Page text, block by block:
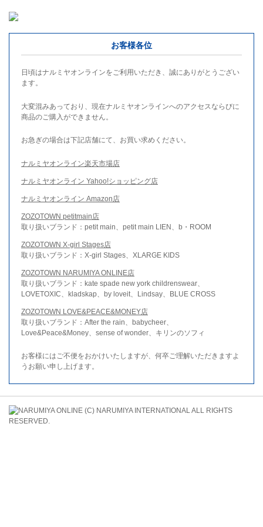
お客様各位
日頃はナルミヤオンラインをご利用いただき、誠にありがとうござい
ます。
大変混みあっており、現在ナルミヤオンラインへのアクセスならびに
商品のご購入ができません。
お急ぎの場合は下記店舗にて、お買い求めください。
ナルミヤオンライン楽天市場店
ナルミヤオンライン Yahoo!ショッピング店
ナルミヤオンライン Amazon店
ZOZOTOWN petitmain店
取り扱いブランド：petit main、petit main LIEN、b・ROOM
ZOZOTOWN X-girl Stages店
取り扱いブランド：X-girl Stages、XLARGE KIDS
ZOZOTOWN NARUMIYA ONLINE店
取り扱いブランド：kate spade new york childrenswear、
LOVETOXIC、kladskap、by loveit、Lindsay、BLUE CROSS
ZOZOTOWN LOVE&PEACE&MONEY店
取り扱いブランド：After the rain、babycheer、
Love&Peace&Money、sense of wonder、キリンのソフィ
お客様にはご不便をおかけいたしますが、何卒ご理解いただきますよ
うお願い申し上げます。